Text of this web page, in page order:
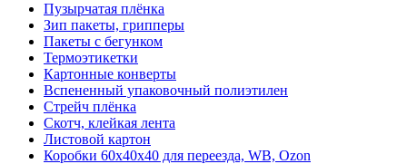
Пузырчатая плёнка
Зип пакеты, грипперы
Пакеты с бегунком
Термоэтикетки
Картонные конверты
Вспененный упаковочный полиэтилен
Стрейч плёнка
Скотч, клейкая лента
Листовой картон
Коробки 60х40х40 для переезда, WB, Ozon